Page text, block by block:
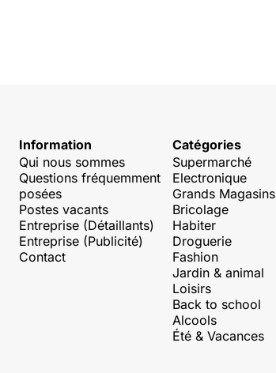
Information
Qui nous sommes
Questions fréquemment
posées
Postes vacants
Entreprise (Détaillants)
Entreprise (Publicité)
Contact
Catégories
Supermarché
Electronique
Grands Magasins
Bricolage
Habiter
Droguerie
Fashion
Jardin & animal
Loisirs
Back to school
Alcools
Été & Vacances